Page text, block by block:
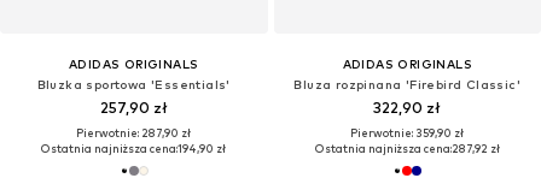
ADIDAS ORIGINALS
Bluzka sportowa 'Essentials'
257,90 zł
Pierwotnie: 287,90 zł
Ostatnia najniższa cena:194,90 zł
ADIDAS ORIGINALS
Bluza rozpinana 'Firebird Classic'
322,90 zł
Pierwotnie: 359,90 zł
Ostatnia najniższa cena:287,92 zł